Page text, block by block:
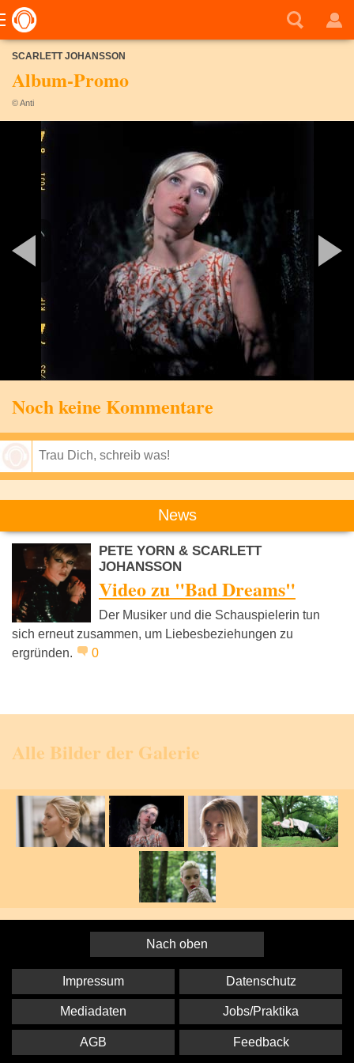
SCARLETT JOHANSSON
Album-Promo
© Anti
Noch keine Kommentare
News
PETE YORN & SCARLETT
JOHANSSON
Video zu "Bad Dreams"
Der Musiker und die Schauspielerin tun
sich erneut zusammen, um Liebesbeziehungen zu
ergründen.
0
Alle Bilder der Galerie
Nach oben
Impressum Datenschutz
Mediadaten Jobs/Praktika
AGB Feedback